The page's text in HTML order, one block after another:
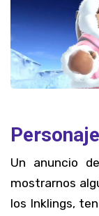
Un anuncio
mostrarnos
los Inklings,